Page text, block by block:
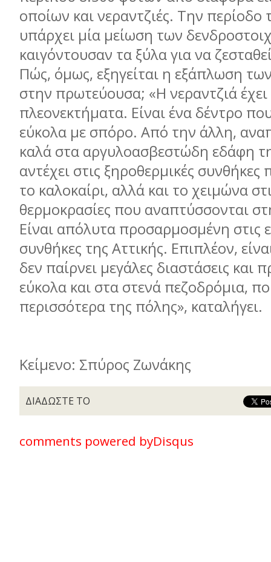
οποίων και νεραντζιές. Την περίοδο
υπάρχει μία μείωση των
καιγόντουσαν τα ξύλα για να
Πώς, όμως, εξηγείται η εξάπλωση
στην πρωτεύουσα; «Η νεραντζιά
πλεονεκτήματα. Είναι ένα δέντρο
εύκολα με σπόρο. Από την άλλη,
καλά στα αργυλοασβεστώδη εδάφη
αντέχει στις ξηροθερμικές
το καλοκαίρι, αλλά και το χειμώνα
θερμοκρασίες που αναπτύσσονται
Είναι απόλυτα προσαρμοσμένη στις
συνθήκες της Αττικής. Επιπλέον,
δεν παίρνει μεγάλες διαστάσεις και
εύκολα και στα στενά πεζοδρόμια,
περισσότερα της πόλης», καταλήγει.
Κείμενο: Σπύρος Ζωνάκης
ΔΙΑΔΩΣΤΕ ΤΟ
comments powered byDisqus